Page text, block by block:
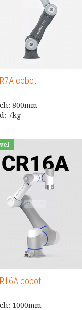
cobot
800mm
7kg
cobot
1000mm